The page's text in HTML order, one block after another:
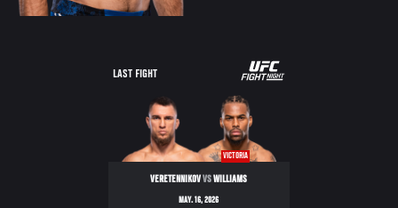
LAST FIGHT
VICTORIA
VERETENNIKOVVSWILLIAMS
MAY. 16, 2026